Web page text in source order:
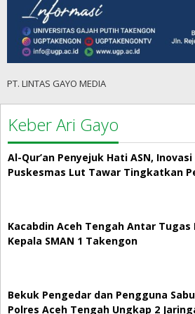
PT. LINTAS GAYO MEDIA
Keber Ari Gayo
Al-Qur’an Penyejuk Hati ASN, Inovasi
Puskesmas Lut Tawar Tingkatkan
Kacabdin Aceh Tengah Antar Tugas
Kepala SMAN 1 Takengon
Bekuk Pengedar dan Pengguna
Polres Aceh Tengah Ungkap 2